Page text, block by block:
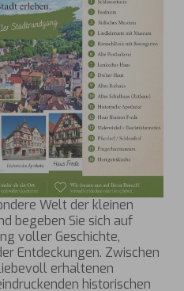
Welt der kleinen
begeben Sie sich auf
voller Geschichte,
Entdeckungen. Zwischen
erhaltenen
historischen